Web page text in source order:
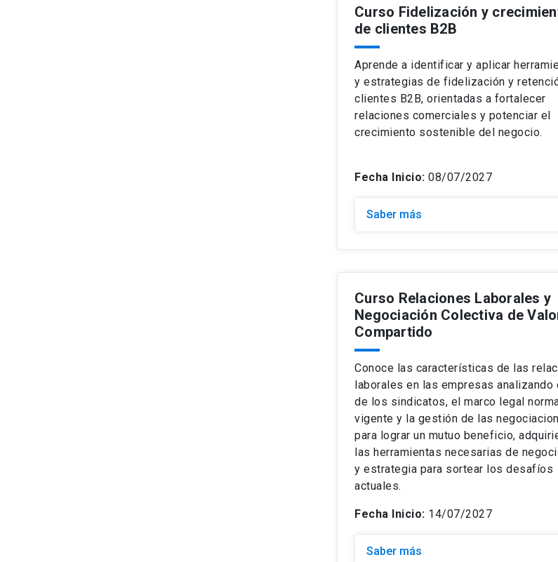
Curso Fidelización y
de clientes B2B
Aprende a identificar y aplicar
y estrategias de fidelización y
clientes B2B, orientadas a fortalecer
relaciones comerciales y potenciar el
crecimiento sostenible del negocio.
Fecha Inicio: 08/07/2027
Saber más
Curso Relaciones Laborales y
Negociación Colectiva de
Compartido
Conoce las características de las
laborales en las empresas analizando
de los sindicatos, el marco legal
vigente y la gestión de las
para lograr un mutuo beneficio,
las herramientas necesarias de
y estrategia para sortear los desafíos
actuales.
Fecha Inicio: 14/07/2027
Saber más